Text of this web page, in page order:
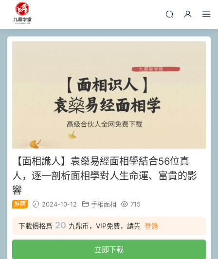
【面相識人】袁燊易經面相學結合56位真
人，逐一剖析面相學對人生命運、富貴的影
響
推薦 2024-10-12 手相面相 715
下載價格爲 20 九鼎币，VIP免費，請先 登錄
立即下載